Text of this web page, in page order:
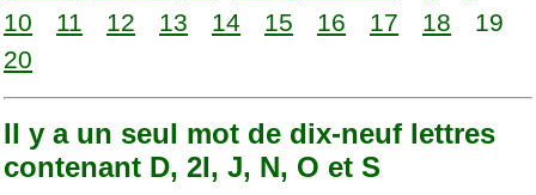
10
11 12 13 14 15 16 17 18
19
20
Il y a un seul mot de dix-neuf lettres
contenant D, 2I, J, N, O et S